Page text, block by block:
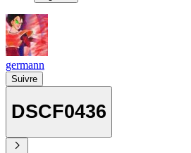
germann
Suivre
DSCF0436